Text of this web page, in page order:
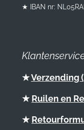
★ IBAN nr:
★Verzending
★ Ruilen en
★